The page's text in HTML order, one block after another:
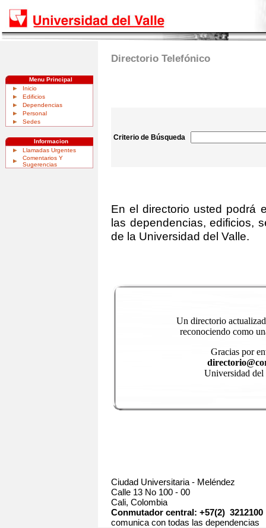
Directorio Telefónico
Menu Principal
Inicio
Edificios
Dependencias
Personal
Sedes
Informacion
Llamadas Urgentes
Comentarios Y
Sugerencias
Criterio de Búsqueda
En el directorio usted podrá
las dependencias, edificios,
de la Universidad del Valle.
Un directorio
reconociendo como
Gracias por
Universidad
Ciudad Universitaria - Meléndez
Calle 13 No 100 - 00
Cali, Colombia
Conmutador central: +57(2) 3212100
comunica con todas las dependencias